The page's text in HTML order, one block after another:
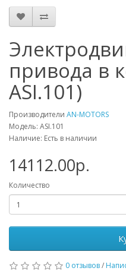
привода в
ASI.101)
Производители AN-MOTORS
Модель: ASI.101
Наличие: Есть в наличии
14112.00р.
Количество
0 отзывов/